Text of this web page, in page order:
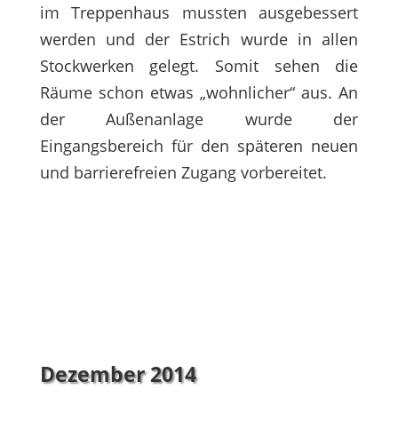
im Treppenhaus mussten ausgebessert
werden und der Estrich wurde in allen
Stockwerken gelegt. Somit sehen die
Räume schon etwas „wohnlicher“ aus. An
der Außenanlage wurde der
Eingangsbereich für den späteren neuen
und barrierefreien Zugang vorbereitet.
Dezember 2014